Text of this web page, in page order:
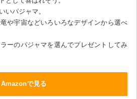
いパジャマ。
や宇宙などいろいろなデザインから選べ
ーのパジャマを選んでプレゼントしてみ
Amazonで見る